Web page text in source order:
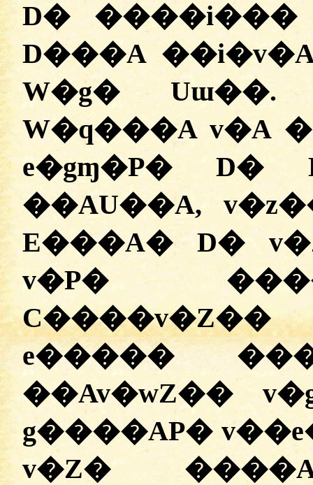
D� ����i���
D���A
W�g�
W�q���A v�A
e�gɱ�P� D�
��AU��A,
E���A� D�
v�P�
C����v�Z��
e�����
��Av�wZ��
g����AP�
v�Z�